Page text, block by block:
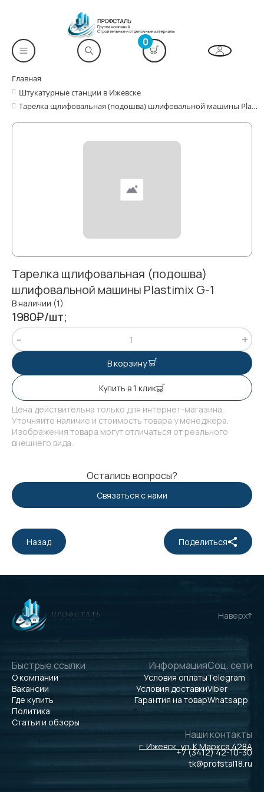
0
Главная
Штукатурные станции в Ижевске
Тарелка щлифовальная (подошва) шлифовальной машины Plastimix G-1
Тарелка щлифовальная (подошва)
шлифовальной машины Plastimix G-1
В наличии (1)
1980₽/шт;
В корзину
Купить в 1 клик
Цена действительна только для интернет-магазина.
Уточняйте наличие и стоимость товара у менеджера.
Изображения товара могут отличаться от реального
внешнего вида.
Остались вопросы?
Связаться с нами
Назад Поделиться
Наверх
Быстрые ссылки
О компании
Вакансии
Где купить
Политика
Статьи и обзоры
Информация
Условия оплаты
Условия доставки
Гарантия на товар
Соц. сети
Telegram
Viber
Whatsapp
Наши контакты
г. Ижевск, ул. К.Маркса 428А
+7 (3412) 42-10-30
tk@profstal18.ru